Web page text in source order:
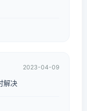
2023-04-09
解决